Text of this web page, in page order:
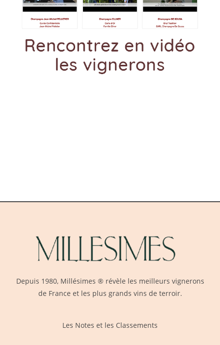
Depuis 1980, Millésimes ® révèle les meilleurs vignerons
de France et les plus grands vins de terroir.
Les Notes et les Classements